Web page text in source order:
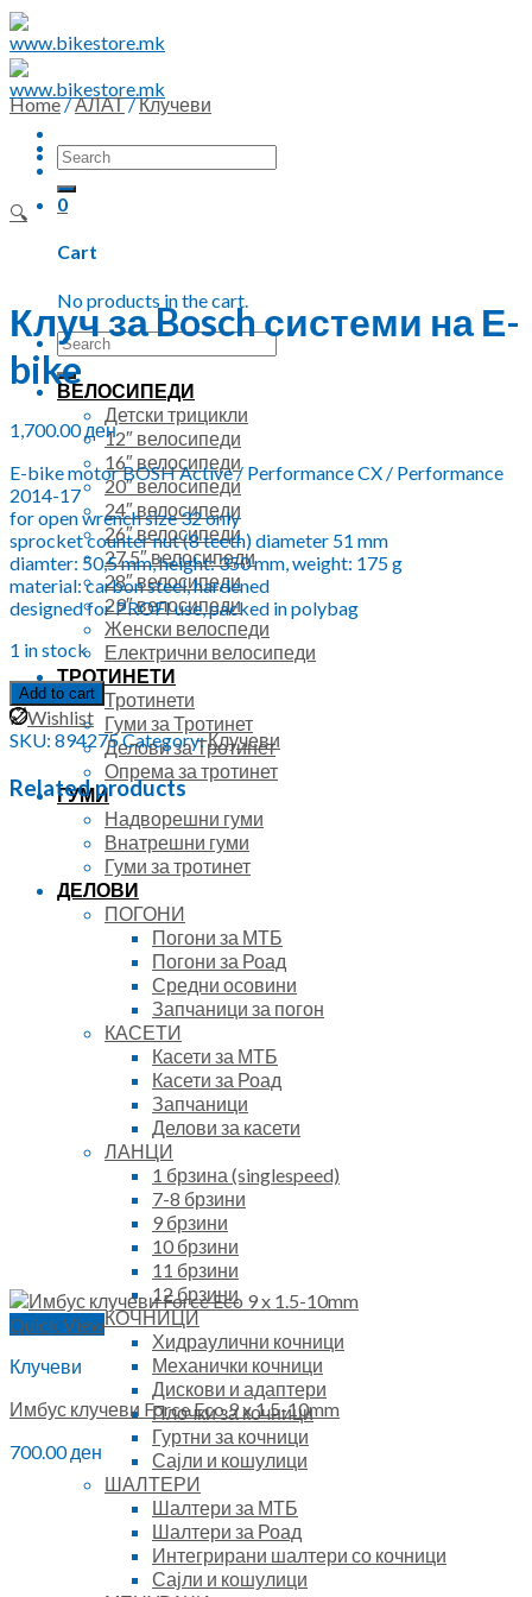
Skip
to
content
Search
for:
0
Cart
No products in the cart.
Search
for:
ВЕЛОСИПЕДИ
Детски трицикли
12″ велосипеди
16″ велосипеди
20″ велосипеди
24″ велосипеди
26″ велосипеди
27.5″ велосипеди
28″ велосипеди
29″ велосипеди
Женски велоспеди
Електрични велосипеди
ТРОТИНЕТИ
Тротинети
Гуми за Тротинет
Делови за Тротинет
Опрема за тротинет
ГУМИ
Надворешни гуми
Внатрешни гуми
Гуми за тротинет
ДЕЛОВИ
ПОГОНИ
Погони за МТБ
Погони за Роад
Средни осовини
Запчаници за погон
КАСЕТИ
Касети за МТБ
Касети за Роад
Запчаници
Делови за касети
ЛАНЦИ
1 брзина (singlespeed)
7-8 брзини
9 брзини
10 брзини
11 брзини
12 брзини
КОЧНИЦИ
Хидраулични кочници
Механички кочници
Дискови и адаптери
Плочки за кочници
Гуртни за кочници
Сајли и кошулици
ШАЛТЕРИ
Шалтери за МТБ
Шалтери за Роад
Интегрирани шалтери со кочници
Сајли и кошулици
Home/АЛАТ/Клучеви
🔍
Клуч за Bosch системи на Е-
bike
1,700.00ден
E-bike motor BOSH Active / Performance CX / Performance
2014-17
for open wrench size 32 only
sprocket counter nut (8 teeth) diameter 51 mm
diamter: 50,5 mm, height: 350 mm, weight: 175 g
material: carbon steel, hardened
designed for PROFI use, packed in polybag
1 in stock
Add to cart
Wishlist
SKU: 894275Category:Клучеви
Related products
Quick View
Клучеви
Имбус клучеви Force Eco 9 x 1.5-10mm
700.00ден